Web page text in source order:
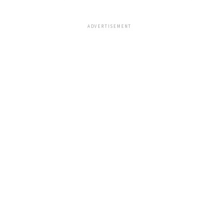
ADVERTISEMENT